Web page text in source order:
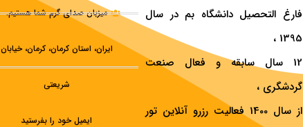
فارغ التحصیل دانشگاه بم در سال
1395 ،
12 سال سابقه و فعال صنعت
گردشگری ،
از سال 1400 فعالیت رزرو آنلاین تور
میزبان صدای گرم شما هستیم.
ایران، استان کرمان، کرمان، خیابان
شریعتی
ایمیل خود را بفرستید